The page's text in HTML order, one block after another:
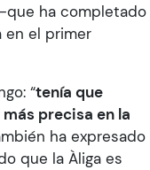
ha completado
en el primer
“tenía que
precisa en la
ha expresado
que la Àliga es